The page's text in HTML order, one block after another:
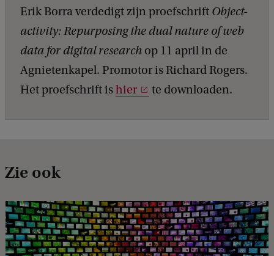
Erik Borra verdedigt zijn proefschrift Object-
activity: Repurposing the dual nature of web
data for digital research op 11 april in de
Agnietenkapel. Promotor is Richard Rogers.
Het proefschrift ishier te downloaden.
Zie ook